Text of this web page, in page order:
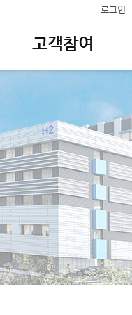
로그인
고객참여